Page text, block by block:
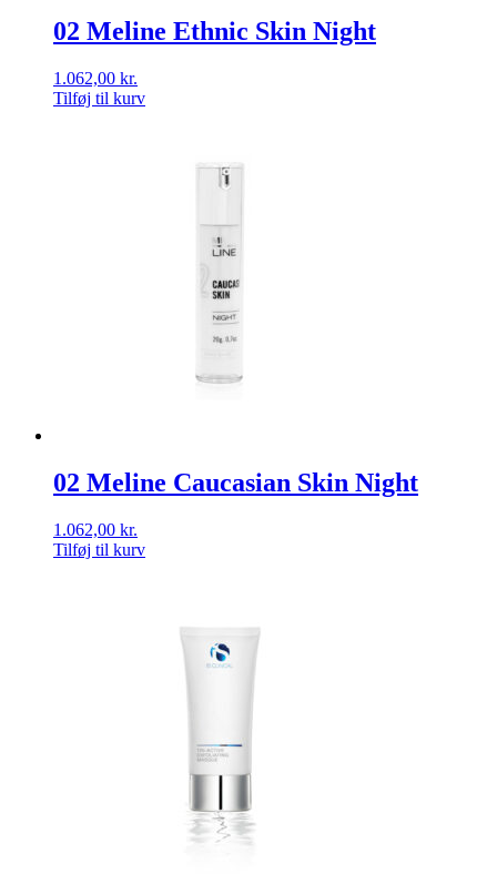
02 Meline Ethnic Skin Night
1.062,00 kr.
Tilføj til kurv
02 Meline Caucasian Skin Night
1.062,00 kr.
Tilføj til kurv